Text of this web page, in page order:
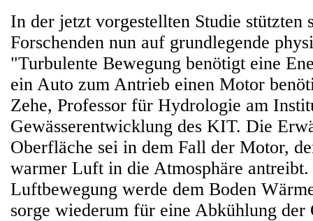
In der jetzt vorgestellten Studie stützten
Forschenden nun auf grundlegende
"Turbulente Bewegung benötigt eine
ein Auto zum Antrieb einen Motor
Zehe, Professor für Hydrologie am
Gewässerentwicklung des KIT. Die
Oberfläche sei in dem Fall der Motor,
warmer Luft in die Atmosphäre
Luftbewegung werde dem Boden
sorge wiederum für eine Abkühlung der